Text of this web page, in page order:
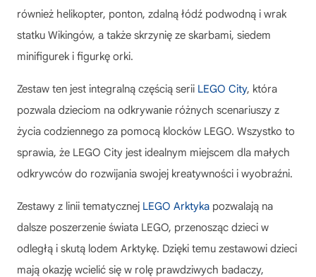
również helikopter, ponton, zdalną łódź podwodną i wrak
statku Wikingów, a także skrzynię ze skarbami, siedem
minifigurek i figurkę orki.
Zestaw ten jest integralną częścią serii LEGO City, która
pozwala dzieciom na odkrywanie różnych scenariuszy z
życia codziennego za pomocą klocków LEGO. Wszystko to
sprawia, że LEGO City jest idealnym miejscem dla małych
odkrywców do rozwijania swojej kreatywności i wyobraźni.
Zestawy z linii tematycznej LEGO Arktyka pozwalają na
dalsze poszerzenie świata LEGO, przenosząc dzieci w
odległą i skutą lodem Arktykę. Dzięki temu zestawowi dzieci
mają okazję wcielić się w rolę prawdziwych badaczy,